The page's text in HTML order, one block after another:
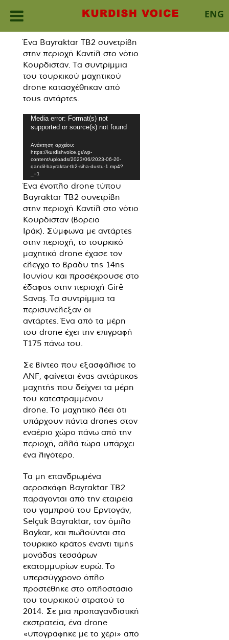
ENG
content
Ένα Bayraktar TB2 συνετρίβη
στην περιοχή Καντίλ στο νότιο
Κουρδιστάν. Τα συντρίμμια
του τουρκικού μαχητικού
drone κατασχέθηκαν από
τους αντάρτες.
Πρόγραμμα
Αναπαραγωγής
Βίντεο
Media error: Format(s) not
supported or source(s) not found
Ανάκτηση αρχείου:
https://kurdishvoice.gr/wp-
content/uploads/2023/06/2023-06-20-
qandil-bayraktar-tb2-siha-dustu-1.mp4?
_=1
Ένα ένοπλο drone τύπου
Bayraktar TB2 συνετρίβη
στην περιοχή Καντίλ στο νότιο
Κουρδιστάν (βόρειο
Ιράκ). Σύμφωνα με αντάρτες
στην περιοχή, το τουρκικό
μαχητικό drone έχασε τον
έλεγχο το βράδυ της 14ης
Ιουνίου και προσέκρουσε στο
έδαφος στην περιοχή Girê
Savaş. Τα συντρίμμια τα
περισυνέλεξαν οι
αντάρτες. Ένα από τα μέρη
του drone έχει την επιγραφή
T175 πάνω του.
Σε βίντεο που εξασφάλισε το
ANF, φαίνεται ένας αντάρτικος
μαχητής που δείχνει τα μέρη
του κατεστραμμένου
drone. Το μαχητικό λέει ότι
υπάρχουν πάντα drones στον
εναέριο χώρο πάνω από την
περιοχή, αλλά τώρα υπάρχει
ένα λιγότερο.
Τα μη επανδρωμένα
αεροσκάφη Bayraktar TB2
παράγονται από την εταιρεία
του γαμπρού του Ερντογάν,
Selçuk Bayraktar, τον όμιλο
Baykar, και πωλούνται στο
τουρκικό κράτος έναντι τιμής
μονάδας τεσσάρων
εκατομμυρίων ευρώ. Το
υπερσύγχρονο όπλο
προστέθηκε στο οπλοστάσιο
του τουρκικού στρατού το
2014. Σε μια προπαγανδιστική
εκστρατεία, ένα drone
«υπογράφηκε με το χέρι» από